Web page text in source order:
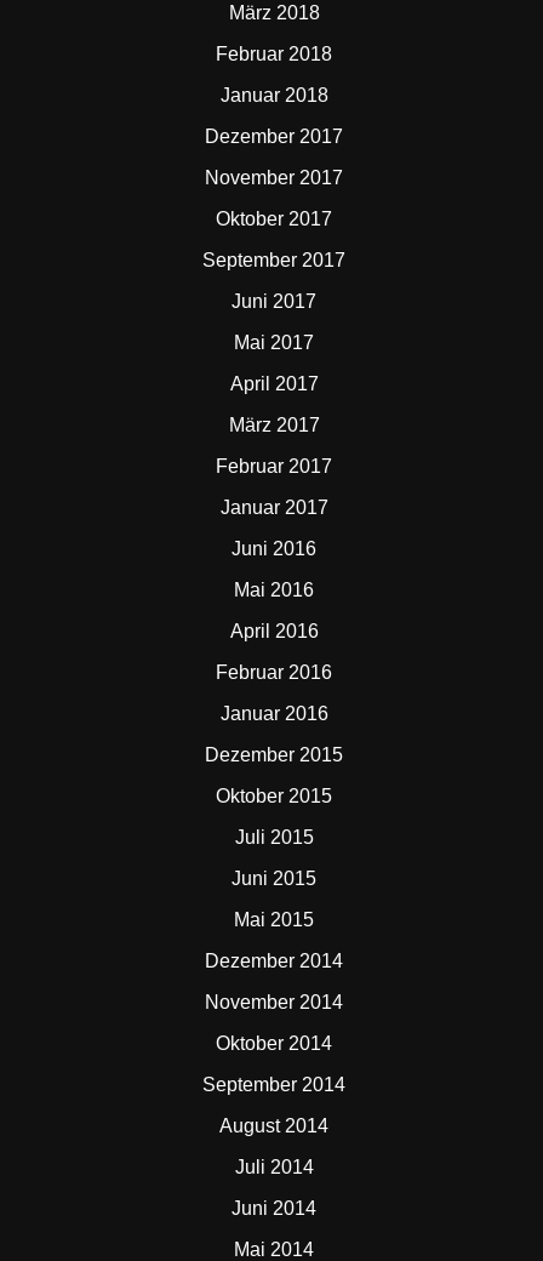
März 2018
Februar 2018
Januar 2018
Dezember 2017
November 2017
Oktober 2017
September 2017
Juni 2017
Mai 2017
April 2017
März 2017
Februar 2017
Januar 2017
Juni 2016
Mai 2016
April 2016
Februar 2016
Januar 2016
Dezember 2015
Oktober 2015
Juli 2015
Juni 2015
Mai 2015
Dezember 2014
November 2014
Oktober 2014
September 2014
August 2014
Juli 2014
Juni 2014
Mai 2014